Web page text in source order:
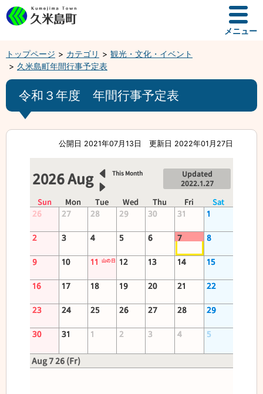
メニュー
トップページ カテゴリ
観光・文化・イベント
久米島町年間行事予定表
令和３年度 年間行事予定表
公開日 2021年07月13日 更新日 2022年01月27日